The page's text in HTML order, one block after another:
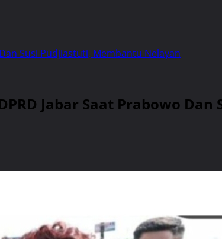
Susi Pudjiastuti, Membantu Nelayan
Jabar Saat Prabowo